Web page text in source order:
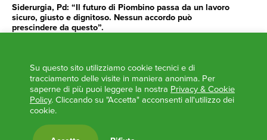
Siderurgia, Pd: “Il futuro di Piombino passa da un lavoro
sicuro, giusto e dignitoso. Nessun accordo può
prescindere da questo”.
impegno e determinazione delle istituzioni”
AGENDA
‘ANCORA UNA VOLTA LA TOSCANA TRACCIA LA
L’ITALIA BOCCIATA DALL’UE
Su questo sito utilizziamo cookie tecnici e di
tracciamento delle visite in maniera anonima. Per
saperne di più puoi leggere la nostra Privacy & Cookie
Policy. Cliccando su "Accetta" acconsenti all'utilizzo dei
cookie.